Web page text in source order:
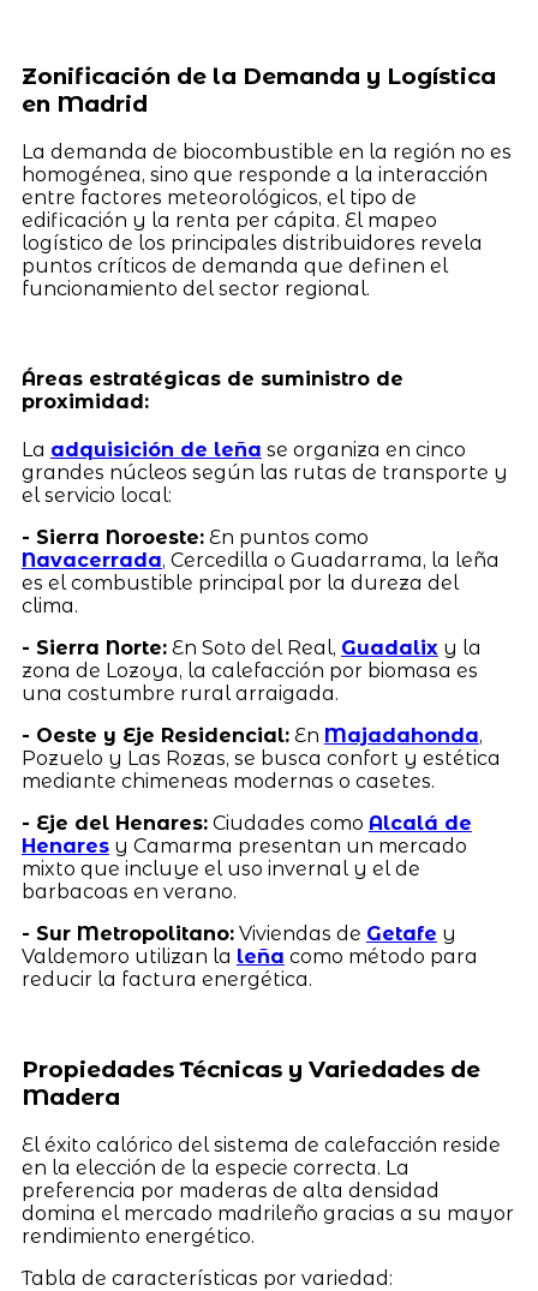
Zonificación de la Demanda y Logística
en Madrid
La demanda de biocombustible en la región no es
homogénea, sino que responde a la interacción
entre factores meteorológicos, el tipo de
edificación y la renta per cápita. El mapeo
logístico de los principales distribuidores revela
puntos críticos de demanda que definen el
funcionamiento del sector regional.
Áreas estratégicas de suministro de
proximidad:
La adquisición de leña se organiza en cinco
grandes núcleos según las rutas de transporte y
el servicio local:
- Sierra Noroeste:En puntos como
Navacerrada, Cercedilla o Guadarrama, la leña
es el combustible principal por la dureza del
clima.
- Sierra Norte:En Soto del Real, Guadalixy la
zona de Lozoya, la calefacción por biomasa es
una costumbre rural arraigada.
- Oeste y Eje Residencial:En Majadahonda,
Pozuelo y Las Rozas, se busca confort y estética
mediante chimeneas modernas o casetes.
- Eje del Henares:Ciudades como Alcalá de
Henaresy Camarma presentan un mercado
mixto que incluye el uso invernal y el de
barbacoas en verano.
- Sur Metropolitano:Viviendas de Getafe y
Valdemoro utilizan la leña como método para
reducir la factura energética.
Propiedades Técnicas y Variedades de
Madera
El éxito calórico del sistema de calefacción reside
en la elección de la especie correcta. La
preferencia por maderas de alta densidad
domina el mercado madrileño gracias a su mayor
rendimiento energético.
Tabla de características por variedad: